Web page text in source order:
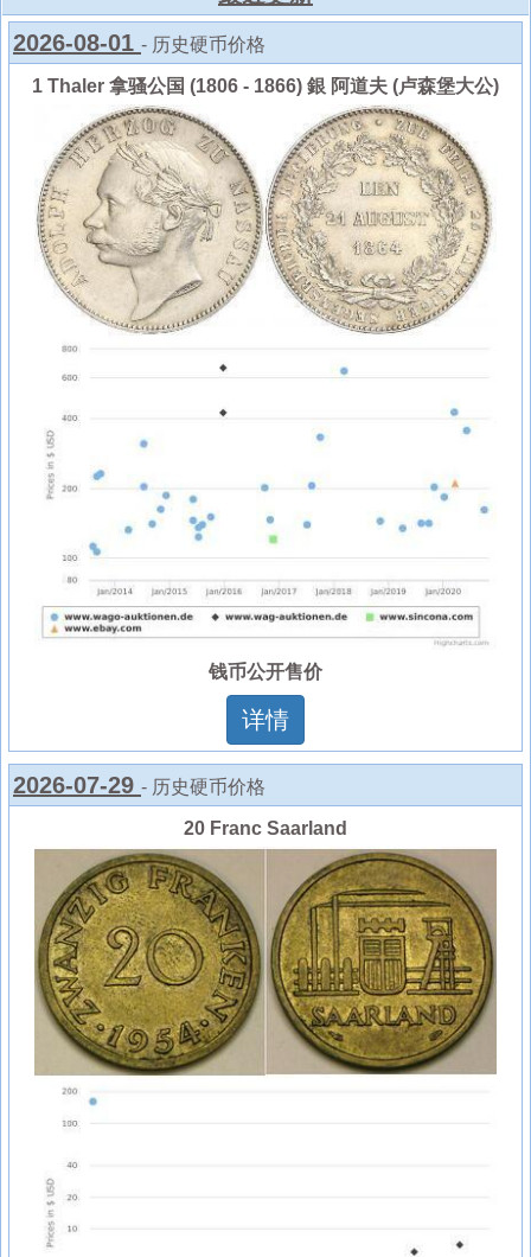
2026-08-01 - 历史硬币价格
1 Thaler 拿骚公国 (1806 - 1866) 銀 阿道夫 (卢森堡大公)
钱币公开售价
详情
2026-07-29 - 历史硬币价格
20 Franc Saarland